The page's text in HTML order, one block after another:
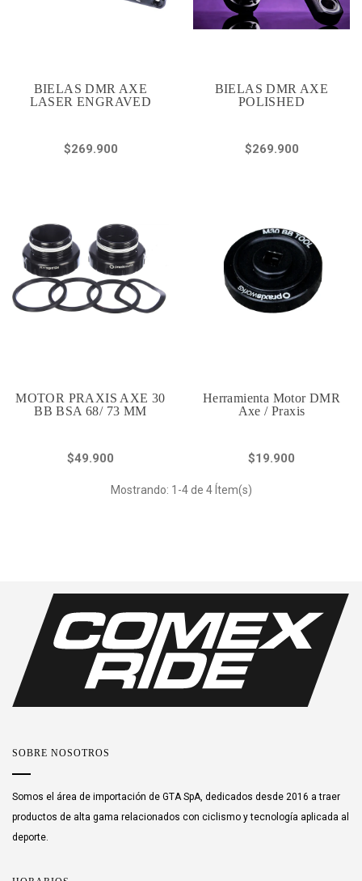
BIELAS DMR AXE
LASER ENGRAVED
$269.900
BIELAS DMR AXE
POLISHED
$269.900
MOTOR PRAXIS AXE 30
BB BSA 68/ 73 MM
$49.900
Herramienta Motor DMR
Axe / Praxis
$19.900
Mostrando: 1-4 de 4 Ítem(s)
SOBRE NOSOTROS
Somos el área de importación de GTA SpA, dedicados desde 2016 a traer
productos de alta gama relacionados con ciclismo y tecnología aplicada al
deporte.